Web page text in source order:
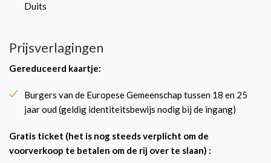
Duits
Prijsverlagingen
Gereduceerd kaartje:
Burgers van de Europese Gemeenschap tussen 18 en 25
jaar oud (geldig identiteitsbewijs nodig bij de ingang)
Gratis ticket (het is nog steeds verplicht om de
voorverkoop te betalen om de rij over te slaan) :